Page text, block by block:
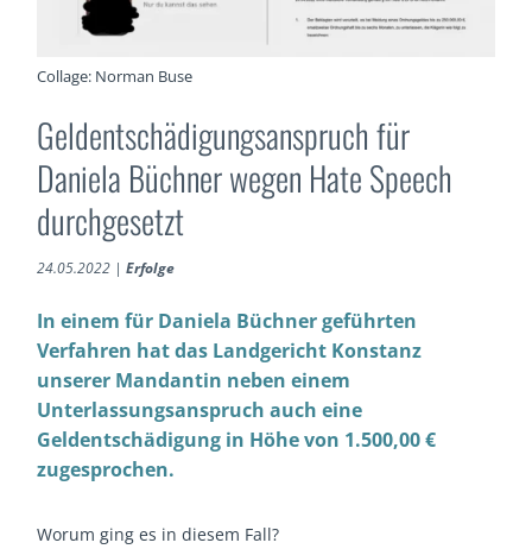
Collage: Norman Buse
Geldentschädigungsanspruch für
Daniela Büchner wegen Hate Speech
durchgesetzt
24.05.2022 |Erfolge
In einem für Daniela Büchner geführten
Verfahren hat das Landgericht Konstanz
unserer Mandantin neben einem
Unterlassungsanspruch auch eine
Geldentschädigung in Höhe von 1.500,00 €
zugesprochen.
Worum ging es in diesem Fall?